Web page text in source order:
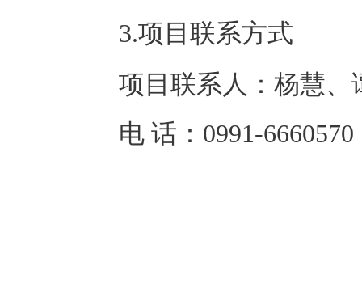
3.项目联系方式
项目联系人： 杨慧、
电 话： 0991-6660570